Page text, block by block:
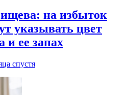
на избыток
указывать цвет
и ее запах
спустя